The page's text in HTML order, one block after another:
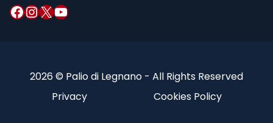
Facebook InstagramX YouTube
2026 © Palio di Legnano - All Rights Reserved
Privacy
Cookies Policy